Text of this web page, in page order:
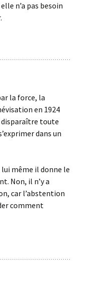
n’a pas besoin
la force, la
en 1924
disparaître toute
dans un
même il donne le
Non, il n’y a
car l’abstention
comment